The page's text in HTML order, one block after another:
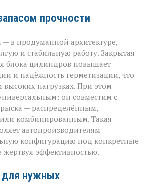
прочности
— в продуманной архитектуре,
и стабильную работу. Закрытая
блока цилиндров повышает
и надёжность герметизации, что
нагрузках. При этом
он совместим с
— распределённым,
комбинированным. Такая
автопроизводителям
конфигурацию под конкретные
эффективностью.
для нужных